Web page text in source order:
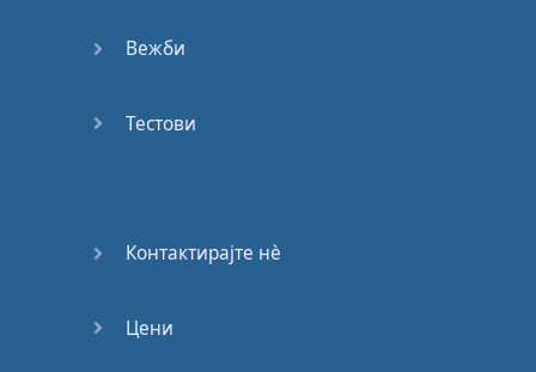
Вежби
Тестови
Контактирајте нѐ
Цени